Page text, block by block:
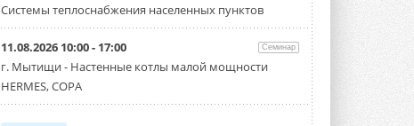
ЦОД с плотностью 54 кВт на
стойку
3 АВГУСТА 2026
Системы теплоснабжения населенных пунктов
11.08.2026 10:00 - 17:00 Семинар
г. Мытищи - Настенные котлы малой мощности
HERMES, COPA